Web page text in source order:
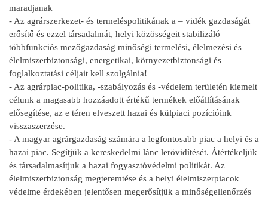
maradjanak
- Az agrárszerkezet- és termeléspolitikának a – vidék gazdaságát
erősítő és ezzel társadalmát, helyi közösségeit stabilizáló –
többfunkciós mezőgazdaság minőségi termelési, élelmezési és
élelmiszerbiztonsági, energetikai, környezetbiztonsági és
foglalkoztatási céljait kell szolgálnia!
- Az agrárpiac-politika, -szabályozás és -védelem területén kiemelt
célunk a magasabb hozzáadott értékű termékek előállításának
elősegítése, az e téren elveszett hazai és külpiaci pozícióink
visszaszerzése.
- A magyar agrárgazdaság számára a legfontosabb piac a helyi és a
hazai piac. Segítjük a kereskedelmi lánc lerövidítését. Átértékeljük
és társadalmasítjuk a hazai fogyasztóvédelmi politikát. Az
élelmiszerbiztonság megteremtése és a helyi élelmiszerpiacok
védelme érdekében jelentősen megerősítjük a minőségellenőrzés